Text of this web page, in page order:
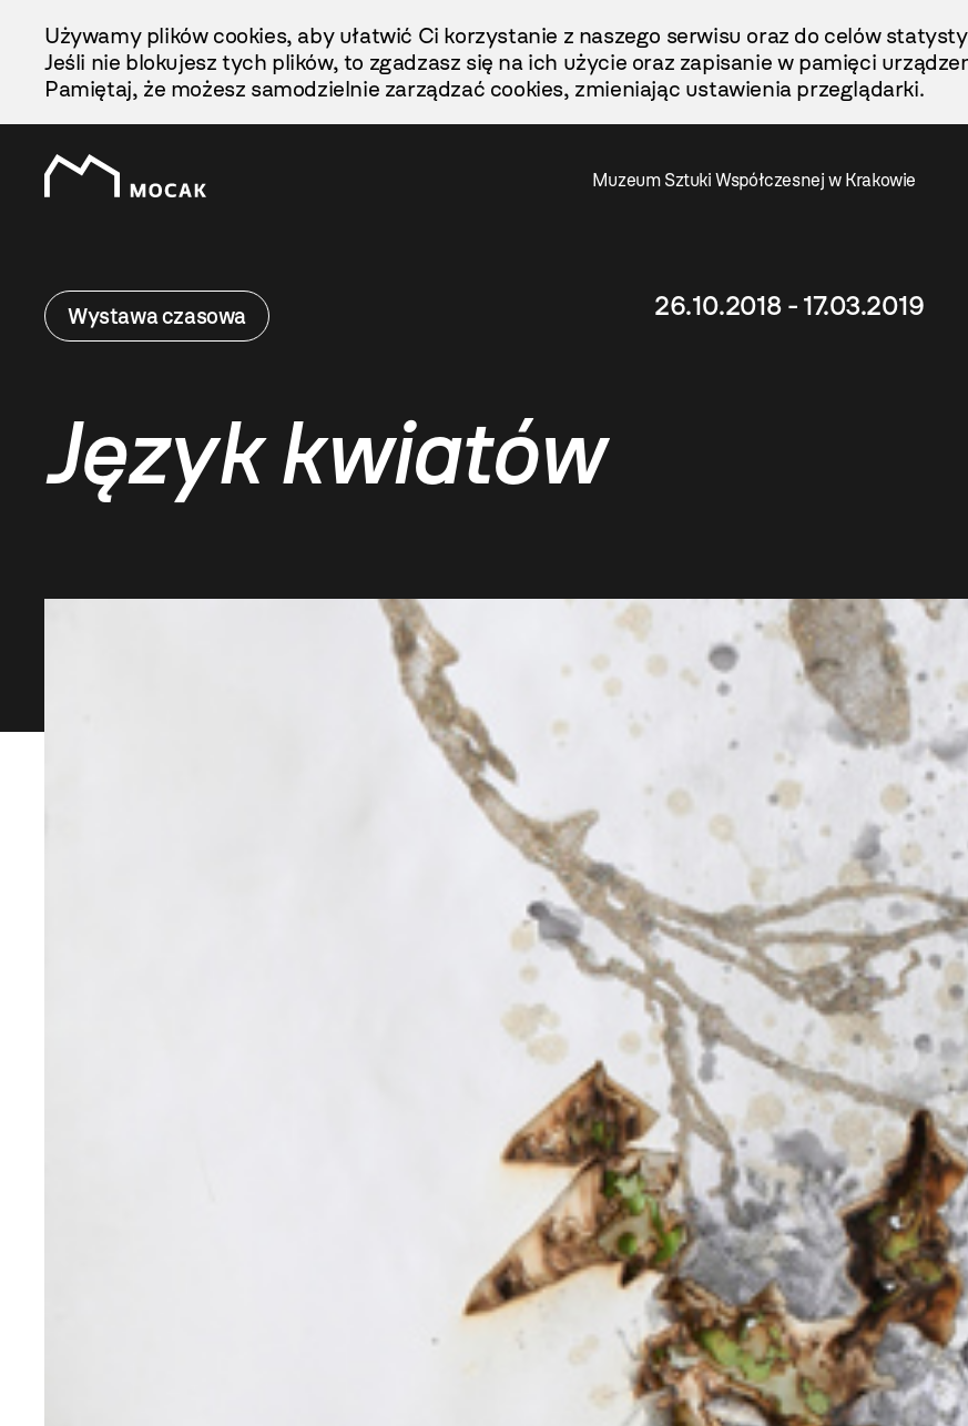
Treści
Używamy plików cookies, aby ułatwić Ci korzystanie z naszego serwisu oraz do celów
Jeśli nie blokujesz tych plików, to zgadzasz się na ich użycie oraz zapisanie w pamięci
Pamiętaj, że możesz samodzielnie zarządzać cookies, zmieniając ustawienia przeglądarki.
Muzeum Sztuki Współczesnej w Krakowie
Wystawa czasowa 26.10.2018 - 17.03.2019
Język kwiatów